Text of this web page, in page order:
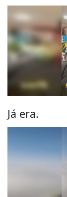
Já era.